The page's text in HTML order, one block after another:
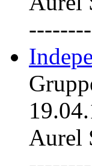
Aurel